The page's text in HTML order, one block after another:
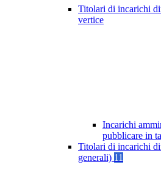
Titolari di incarichi
vertice
Incarichi
pubblicare in
Titolari di incarichi
generali) 11